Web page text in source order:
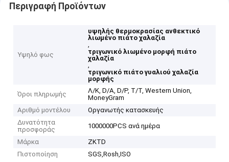
Περιγραφή Προϊόντων
Υψηλό φως
υψηλής θερμοκρασίας ανθεκτικό
λιωμένο πιάτο χαλαζία
,
τριγωνικό λιωμένο μορφή πιάτο
χαλαζία
,
τριγωνικό πιάτο γυαλιού χαλαζία
μορφής
Όροι πληρωμής
Λ/Κ, D/A, D/P, T/T, Western Union,
MoneyGram
Αριθμό μοντέλου
Οργανωτής κατασκευής
Δυνατότητα
προσφοράς
1000000PCS ανά ημέρα
Μάρκα
ZKTD
Πιστοποίηση
SGS,Rosh,ISO